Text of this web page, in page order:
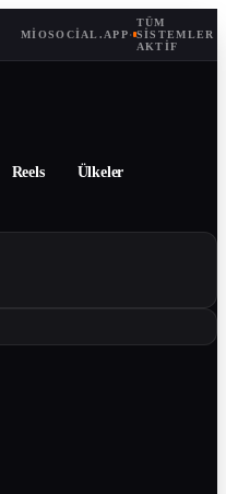
MIOSOCIAL.APP·
TÜM
SISTEMLER
AKTIF
Reels Ülkeler